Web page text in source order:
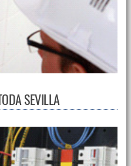
SEVILLA